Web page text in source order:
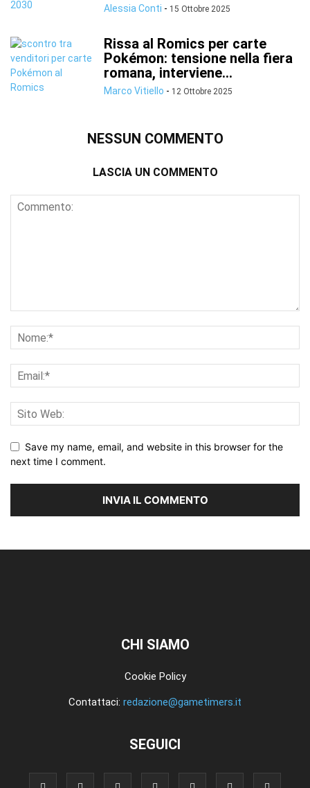
Alessia Conti - 15 Ottobre 2025
Rissa al Romics per carte
Pokémon: tensione nella fiera
romana, interviene...
Marco Vitiello - 12 Ottobre 2025
NESSUN COMMENTO
LASCIA UN COMMENTO
Save my name, email, and website in this browser for the
next time I comment.
CHI SIAMO
Cookie Policy
Contattaci: redazione@gametimers.it
SEGUICI